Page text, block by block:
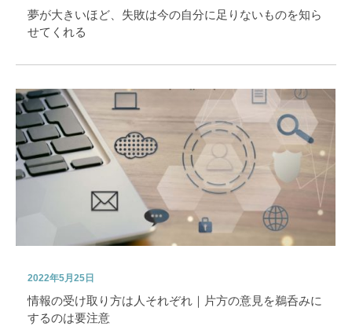
夢が大きいほど、失敗は今の自分に足りないものを知ら
せてくれる
2022年5月25日
情報の受け取り方は人それぞれ｜片方の意見を鵜呑みに
するのは要注意